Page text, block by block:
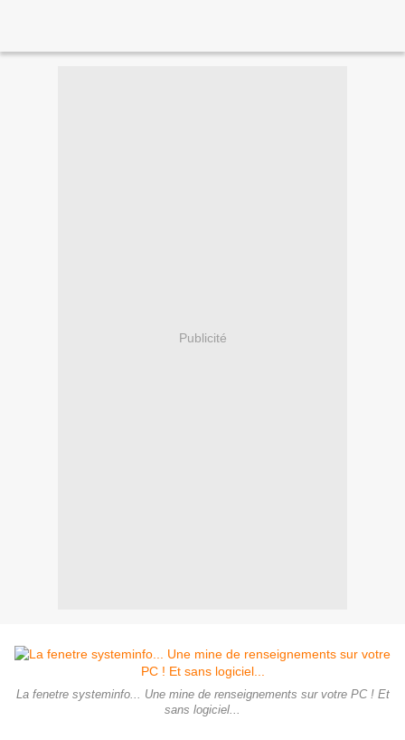
Publicité
La fenetre systeminfo... Une mine de renseignements sur votre PC ! Et
sans logiciel...